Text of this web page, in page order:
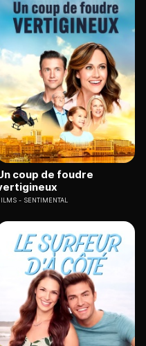
coup de foudre
SENTIMENTAL